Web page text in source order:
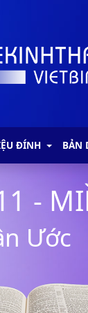
ĐÍNH BẢN
-
Ước